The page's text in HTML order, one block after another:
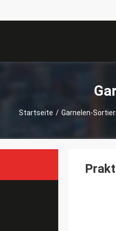
Startseite / Garnelen-